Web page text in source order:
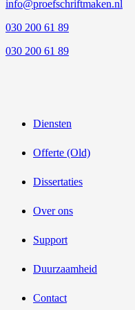
info@proefschriftmaken.nl
030 200 61 89
030 200 61 89
Diensten
Offerte (Old)
Dissertaties
Over ons
Support
Duurzaamheid
Contact